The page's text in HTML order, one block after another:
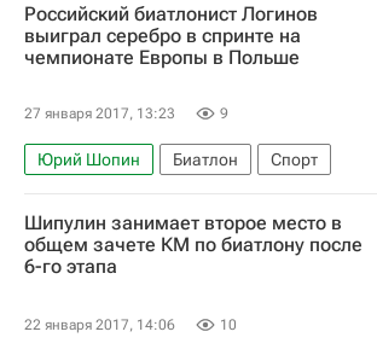
Чемпионат Европы по биатлону
Пётр Пащенко
Алексей Волков
Евгений Гараничев
Дмитрий Малышко
Российский биатлонист Логинов
выиграл серебро в спринте на
чемпионате Европы в Польше
27 января 2017, 13:23 9
Юрий Шопин Биатлон
Спорт
Чемпионат Европы по биатлону
Пётр Пащенко
Шипулин занимает второе место в
общем зачете КМ по биатлону после
6-го этапа
22 января 2017, 14:06 10